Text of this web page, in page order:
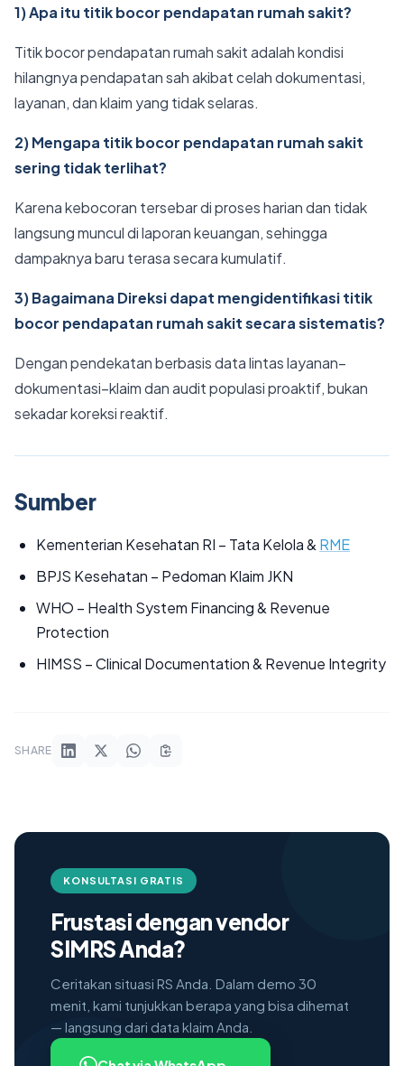
1) Apa itu titik bocor pendapatan rumah sakit?
Titik bocor pendapatan rumah sakit adalah kondisi
hilangnya pendapatan sah akibat celah dokumentasi,
layanan, dan klaim yang tidak selaras.
2) Mengapa titik bocor pendapatan rumah sakit
sering tidak terlihat?
Karena kebocoran tersebar di proses harian dan tidak
langsung muncul di laporan keuangan, sehingga
dampaknya baru terasa secara kumulatif.
3) Bagaimana Direksi dapat mengidentifikasi titik
bocor pendapatan rumah sakit secara sistematis?
Dengan pendekatan berbasis data lintas layanan–
dokumentasi–klaim dan audit populasi proaktif, bukan
sekadar koreksi reaktif.
Sumber
Kementerian Kesehatan RI – Tata Kelola &RME
BPJS Kesehatan – Pedoman Klaim JKN
WHO – Health System Financing & Revenue
Protection
HIMSS – Clinical Documentation & Revenue Integrity
SHARE
KONSULTASI GRATIS
Frustasi dengan vendor
SIMRS Anda?
Ceritakan situasi RS Anda. Dalam demo 30
menit, kami tunjukkan berapa yang bisa dihemat
— langsung dari data klaim Anda.